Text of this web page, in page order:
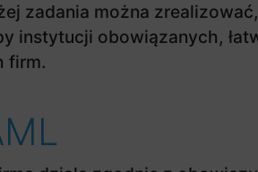
zadania można
instytucji obowiązanych,
firm.